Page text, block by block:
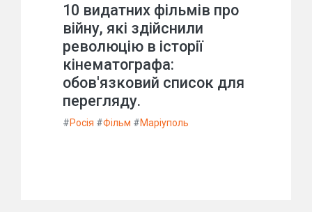
10 видатних фільмів про
війну, які здійснили
революцію в історії
кінематографа:
обов'язковий список для
перегляду.
#Росія #Фільм #Маріуполь